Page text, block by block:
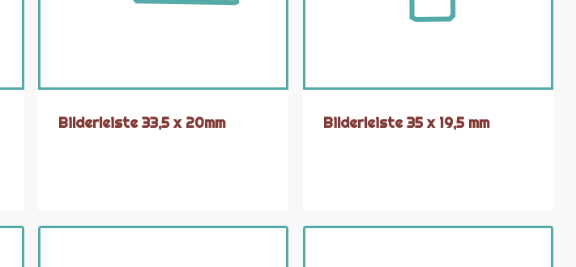
Bilderleiste 33,5 x 20mm Bilderleiste 35 x 19,5 mm